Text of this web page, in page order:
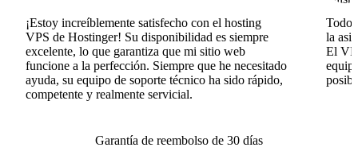
¡Estoy increíblemente satisfecho con el hosting
VPS de Hostinger! Su disponibilidad es siempre
excelente, lo que garantiza que mi sitio web
funcione a la perfección. Siempre que he necesitado
ayuda, su equipo de soporte técnico ha sido rápido,
competente y realmente servicial.
Todo
la
El
Garantía de reembolso de 30 días